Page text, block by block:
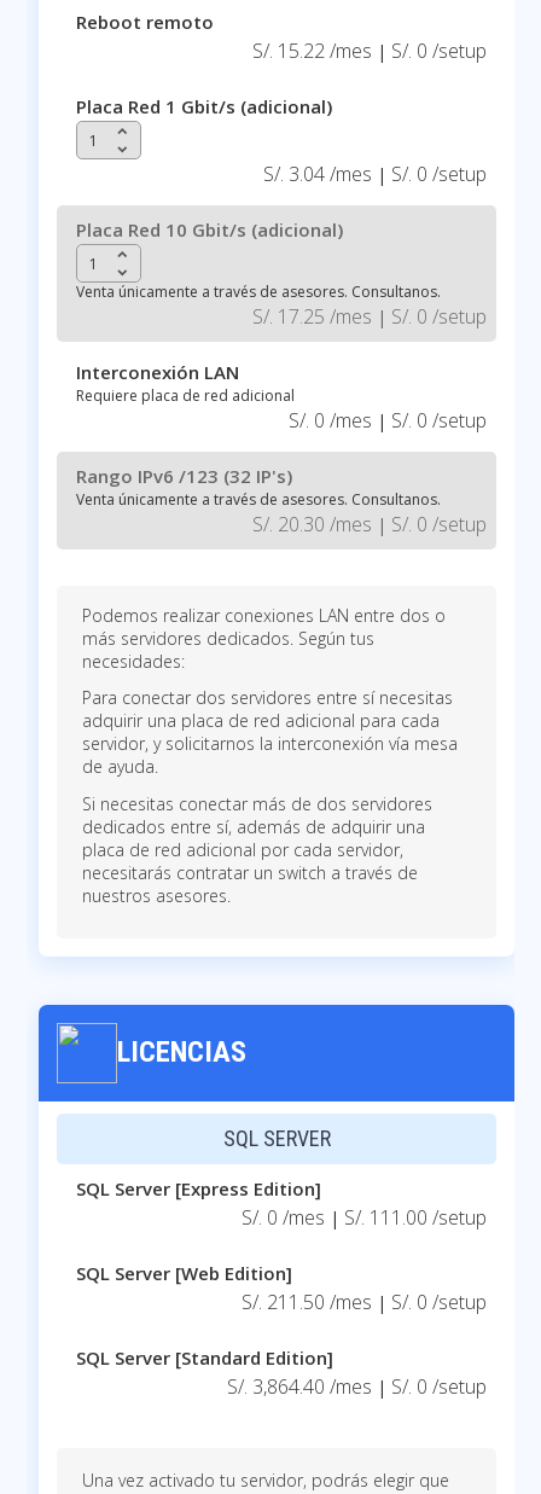
Reboot remoto
S/. 15.22 /mes | S/. 0 /setup
Placa Red 1 Gbit/s (adicional)
keyboard_arrow_up
keyboard_arrow_down
S/. 3.04 /mes | S/. 0 /setup
Placa Red 10 Gbit/s (adicional)
keyboard_arrow_up
keyboard_arrow_down
Venta únicamente a través de asesores. Consultanos.
S/. 17.25 /mes | S/. 0 /setup
Interconexión LAN
Requiere placa de red adicional
S/. 0 /mes | S/. 0 /setup
Rango IPv6 /123 (32 IP's)
Venta únicamente a través de asesores. Consultanos.
S/. 20.30 /mes | S/. 0 /setup
Podemos realizar conexiones LAN entre dos o
más servidores dedicados. Según tus
necesidades:
Para conectar dos servidores entre sí necesitas
adquirir una placa de red adicional para cada
servidor, y solicitarnos la interconexión vía mesa
de ayuda.
Si necesitas conectar más de dos servidores
dedicados entre sí, además de adquirir una
placa de red adicional por cada servidor,
necesitarás contratar un switch a través de
nuestros asesores.
LICENCIAS
SQL SERVER
SQL Server [Express Edition]
S/. 0 /mes | S/. 111.00 /setup
SQL Server [Web Edition]
S/. 211.50 /mes | S/. 0 /setup
SQL Server [Standard Edition]
S/. 3,864.40 /mes | S/. 0 /setup
Una vez activado tu servidor, podrás elegir que